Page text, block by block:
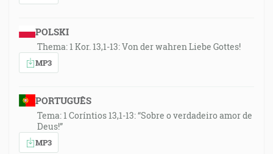
POLSKI
Thema: 1 Kor. 13,1-13: Von der wahren Liebe Gottes!
MP3
PORTUGUÊS
Tema: 1 Coríntios 13,1-13: “Sobre o verdadeiro amor de
Deus!”
MP3